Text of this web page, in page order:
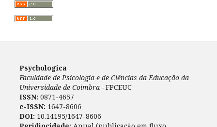
Psychologica
Faculdade de Psicologia e de Ciências da Educação da
Universidade de Coimbra - FPCEUC
ISSN: 0871-4657
e-ISSN: 1647-8606
DOI: 10.14195/1647-8606